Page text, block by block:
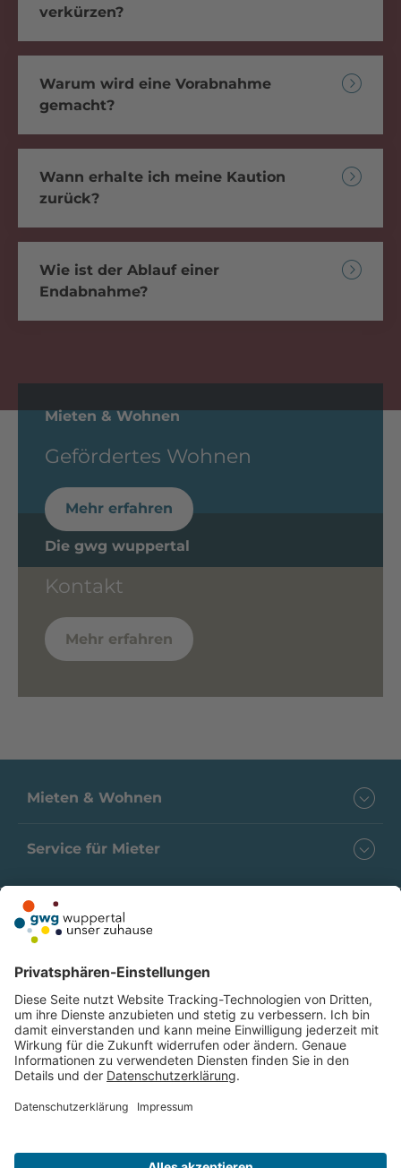
verkürzen?
Warum wird eine Vorabnahme
gemacht?
Wann erhalte ich meine Kaution
zurück?
Wie ist der Ablauf einer
Endabnahme?
Mieten & Wohnen
Gefördertes Wohnen
Mehr erfahren
Die gwg wuppertal
Kontakt
Mehr erfahren
Mieten & Wohnen
Service für Mieter
Folgen Sie uns